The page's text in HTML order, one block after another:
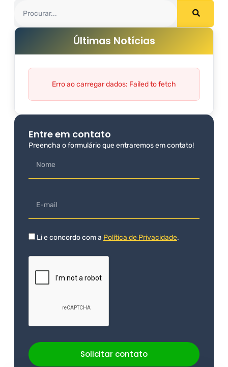
Últimas Notícias
Erro ao carregar dados: Failed to fetch
Entre em contato
Preencha o formulário que entraremos em contato!
Li e concordo com a Política de Privacidade.
Solicitar contato